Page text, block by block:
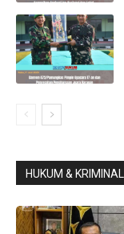
HUKUM & KRIMINAL